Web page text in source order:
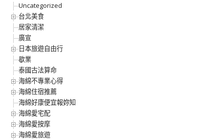
Uncategorized
台北美食
居家清潔
廣宣
日本旅遊自由行
歇業
泰國古法算命
海綿不專業心得
海綿住宿推薦
海綿好康便宜報妳知
海綿愛宅配
海綿愛按摩
海綿愛旅遊